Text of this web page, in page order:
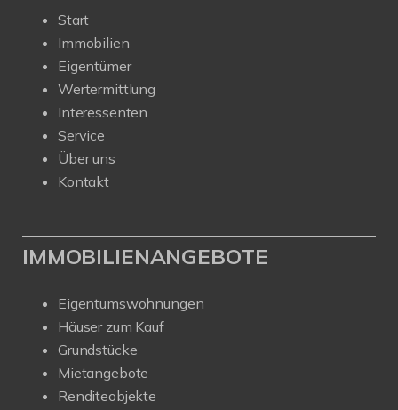
Start
Immobilien
Eigentümer
Wertermittlung
Interessenten
Service
Über uns
Kontakt
IMMOBILIENANGEBOTE
Eigentumswohnungen
Häuser zum Kauf
Grundstücke
Mietangebote
Renditeobjekte